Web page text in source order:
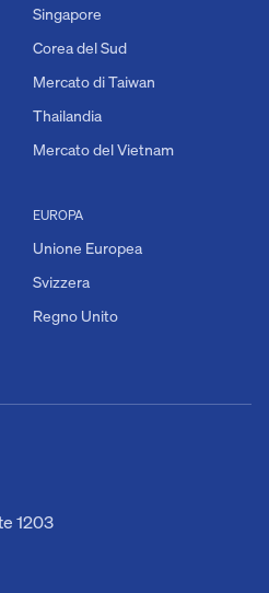
1203
EUROPA
Unione Europea
Svizzera
Regno Unito
Singapore
Corea del Sud
Mercato di Taiwan
Thailandia
Mercato del Vietnam